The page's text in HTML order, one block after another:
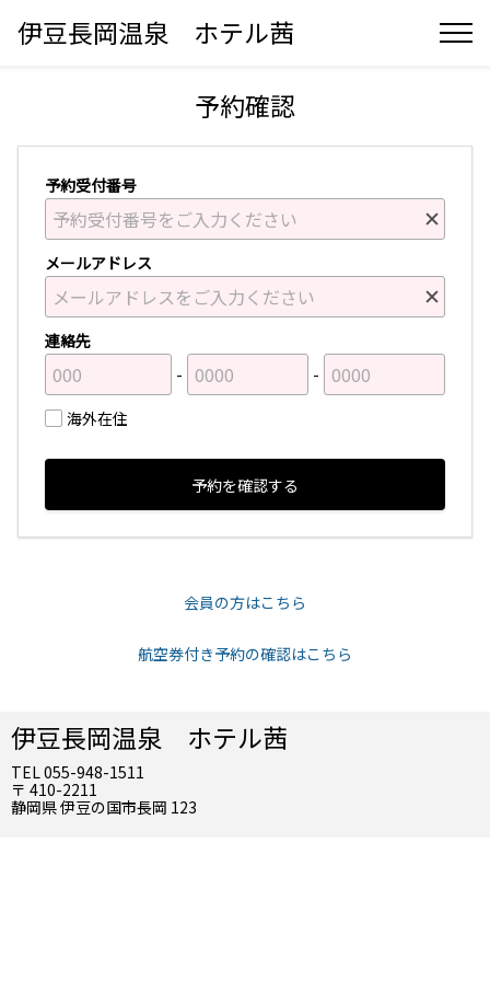
伊豆長岡温泉 ホテル茜
予約確認
予約受付番号
メールアドレス
連絡先
海外在住
予約を確認する
会員の方はこちら
航空券付き予約の確認はこちら
伊豆長岡温泉 ホテル茜
TEL 055-948-1511
〒 410-2211
静岡県 伊豆の国市長岡 123